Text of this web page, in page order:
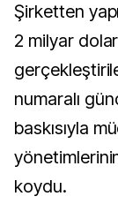
Şirketten yapılan açıklamaya göre, yıllık ciroları
2 milyar
numaralı
baskısıyla
koydu.